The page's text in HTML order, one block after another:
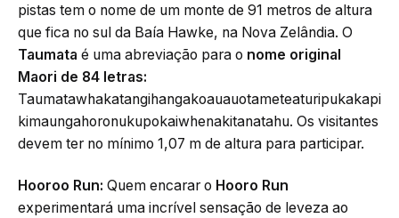
pistas tem o nome de um monte de 91 metros de altura
que fica no sul da Baía Hawke, na Nova Zelândia. O
Taumata é uma abreviação para o nome original
Maori de 84 letras:
Taumatawhakatangihangakoauauotameteaturipukakapi
kimaungahoronukupokaiwhenakitanatahu. Os visitantes
devem ter no mínimo 1,07 m de altura para participar.
Hooroo Run: Quem encarar o Hooro Run
experimentará uma incrível sensação de leveza ao